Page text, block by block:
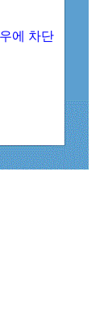
에 차단